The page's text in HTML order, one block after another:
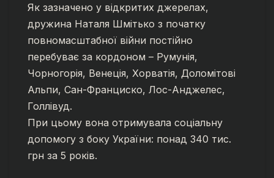
Як зазначено у відкритих джерелах,
дружина Наталя Шмітько з початку
повномасштабної війни постійно
перебуває за кордоном – Румунія,
Чорногорія, Венеція, Хорватія, Доломітові
Альпи, Сан-Франциско, Лос-Анджелес,
Голлівуд.
При цьому вона отримувала соціальну
допомогу з боку України: понад 340 тис.
грн за 5 років.